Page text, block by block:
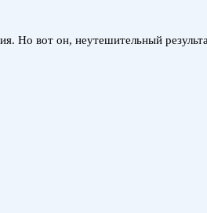
Но вот он, неутешительный